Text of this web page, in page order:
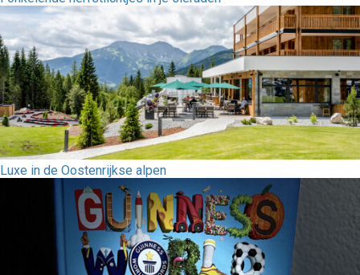
Luxe in de Oostenrijkse alpen